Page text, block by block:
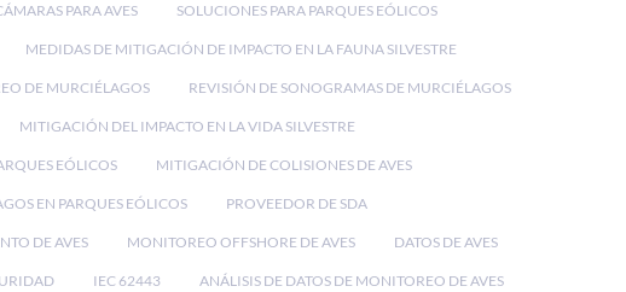
PARA AVES SOLUCIONES PARA PARQUES EÓLICOS
MEDIDAS DE MITIGACIÓN DE IMPACTO EN LA FAUNA SILVESTRE
DE MURCIÉLAGOS REVISIÓN DE SONOGRAMAS DE MURCIÉLAGOS
MITIGACIÓN DEL IMPACTO EN LA VIDA SILVESTRE
EÓLICOS MITIGACIÓN DE COLISIONES DE AVES
EN PARQUES EÓLICOS PROVEEDOR DE SDA
DE AVES MONITOREO OFFSHORE DE AVES DATOS DE AVES
IEC 62443 ANÁLISIS DE DATOS DE MONITOREO DE AVES